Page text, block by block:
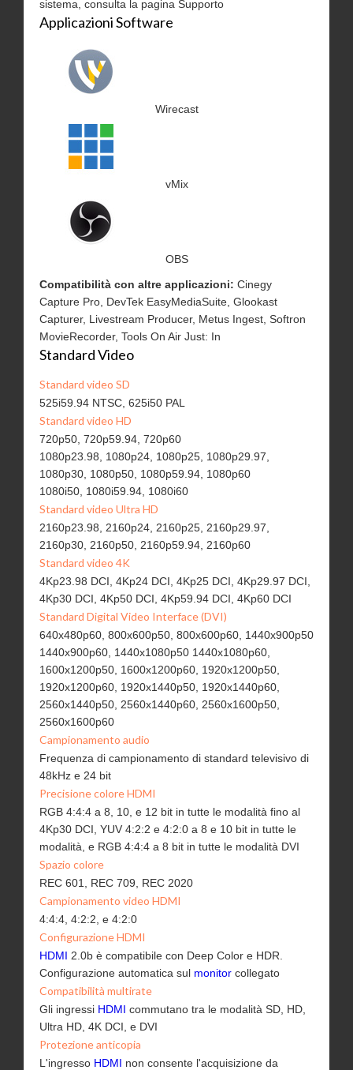
sistema, consulta la pagina Supporto
Applicazioni Software
Wirecast
vMix
OBS
Compatibilità con altre applicazioni: Cinegy
Capture Pro, DevTek EasyMediaSuite, Glookast
Capturer, Livestream Producer, Metus Ingest, Softron
MovieRecorder, Tools On Air Just: In
Standard Video
Standard video SD
525i59.94 NTSC, 625i50 PAL
Standard video HD
720p50, 720p59.94, 720p60
1080p23.98, 1080p24, 1080p25, 1080p29.97,
1080p30, 1080p50, 1080p59.94, 1080p60
1080i50, 1080i59.94, 1080i60
Standard video Ultra HD
2160p23.98, 2160p24, 2160p25, 2160p29.97,
2160p30, 2160p50, 2160p59.94, 2160p60
Standard video 4K
4Kp23.98 DCI, 4Kp24 DCI, 4Kp25 DCI, 4Kp29.97 DCI,
4Kp30 DCI, 4Kp50 DCI, 4Kp59.94 DCI, 4Kp60 DCI
Standard Digital Video Interface (DVI)
640x480p60, 800x600p50, 800x600p60, 1440x900p50
1440x900p60, 1440x1080p50 1440x1080p60,
1600x1200p50, 1600x1200p60, 1920x1200p50,
1920x1200p60, 1920x1440p50, 1920x1440p60,
2560x1440p50, 2560x1440p60, 2560x1600p50,
2560x1600p60
Campionamento audio
Frequenza di campionamento di standard televisivo di
48kHz e 24 bit
Precisione colore HDMI
RGB 4:4:4 a 8, 10, e 12 bit in tutte le modalità fino al
4Kp30 DCI, YUV 4:2:2 e 4:2:0 a 8 e 10 bit in tutte le
modalità, e RGB 4:4:4 a 8 bit in tutte le modalità DVI
Spazio colore
REC 601, REC 709, REC 2020
Campionamento video HDMI
4:4:4, 4:2:2, e 4:2:0
Configurazione HDMI
HDMI 2.0b è compatibile con Deep Color e HDR.
Configurazione automatica sul monitor collegato
Compatibilità multirate
Gli ingressi HDMI commutano tra le modalità SD, HD,
Ultra HD, 4K DCI, e DVI
Protezione anticopia
L'ingresso HDMI non consente l'acquisizione da